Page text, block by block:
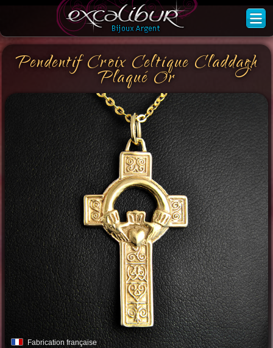
Pendentif Croix Celtique Claddagh
Plaqué Or
Fabrication française